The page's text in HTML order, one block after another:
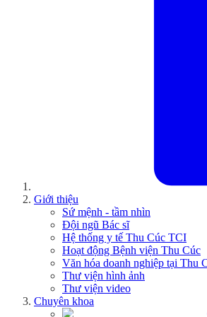
Giới thiệu
Sứ mệnh - tầm nhìn
Đội ngũ Bác sĩ
Hệ thống y tế Thu Cúc TCI
Hoạt động Bệnh viện Thu Cúc
Văn hóa doanh nghiệp tại Thu
Thư viện hình ảnh
Thư viện video
Chuyên khoa